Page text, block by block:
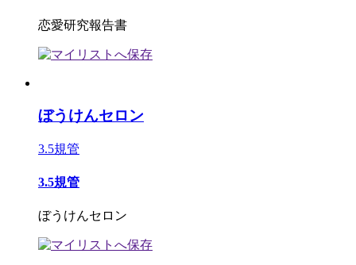
恋愛研究報告書
ぼうけんセロン
3.5規管
3.5規管
ぼうけんセロン